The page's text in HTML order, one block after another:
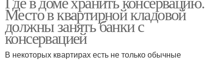
Место в квартирной кладовой
должны занять банки с
консервацией
В некоторых квартирах есть не только обычные